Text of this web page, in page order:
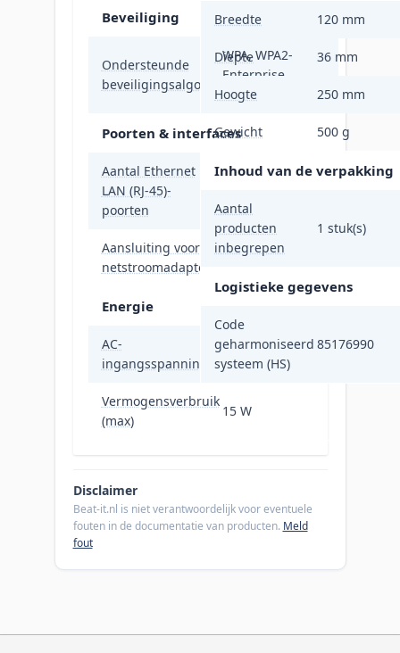
Beveiliging
Ondersteunde
beveiligingsalgoritmen
WPA, WPA2-
Enterprise,
WPA2-PSK
Poorten & interfaces
Aantal Ethernet
LAN (RJ-45)-
poorten
Aansluiting voor
netstroomadapter
Ja
Energie
AC-
ingangsspanning
12 V
Vermogensverbruik
(max)
15 W
Breedte 120 mm
Diepte 36 mm
Hoogte 250 mm
Gewicht 500 g
Inhoud van de verpakking
Aantal
producten
inbegrepen
1 stuk(s)
Logistieke gegevens
Code
geharmoniseerd
systeem (HS)
85176990
Disclaimer
Beat-it.nl is niet verantwoordelijk voor eventuele
fouten in de documentatie van producten. Meld
fout